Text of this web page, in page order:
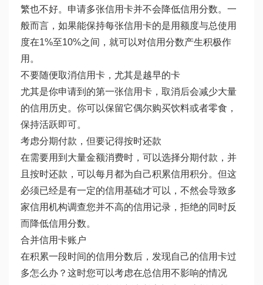
繁也不好。申请多张信用卡并不会降低信用分数。一
般而言，如果能保持每张信用卡的是用额度与总使用
度在1%至10%之间，就可以对信用分数产生积极作
用。
不要随便取消信用卡，尤其是越早的卡
尤其是你申请到的第一张信用卡，取消后会减少大量
的信用历史。你可以保留它偶尔购买饮料或者零食，
保持活跃即可。
考虑分期付款，但要记得按时还款
在需要用到大量金额消费时，可以选择分期付款，并
且按时还款，可以每月都为自己积累信用积分。但这
必须已经是有一定的信用基础才可以，不然会导致多
家信用机构调查您并不高的信用记录，拒绝的同时反
而降低信用分数。
合并信用卡账户
在积累一段时间的信用分数后，发现自己的信用卡过
多怎么办？这时您可以考虑在总信用不影响的情况